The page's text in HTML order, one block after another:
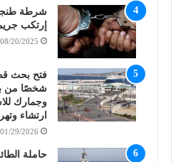
شرطة
إرتكب
08/20/2025
شخصًا من
وجمارك
ارتشاء
01/29/2026
حاملة